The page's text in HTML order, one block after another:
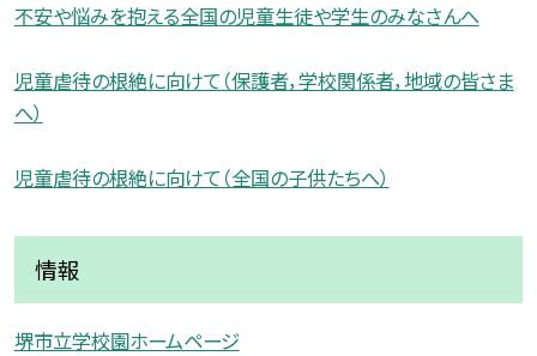
不安や悩みを抱える全国の児童生徒や学生のみなさんへ
児童虐待の根絶に向けて（保護者，学校関係者，地域の皆さま
へ）
児童虐待の根絶に向けて（全国の子供たちへ）
情報
堺市立学校園ホームページ